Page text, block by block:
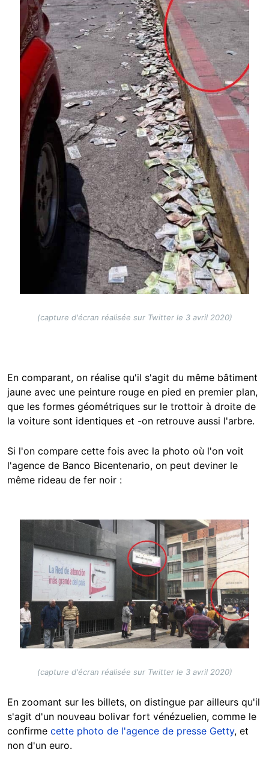
(capture d'écran réalisée sur Twitter le 3 avril 2020)
En comparant, on réalise qu'il s'agit du même bâtiment
jaune avec une peinture rouge en pied en premier plan,
que les formes géométriques sur le trottoir à droite de
la voiture sont identiques et -on retrouve aussi l'arbre.
Si l'on compare cette fois avec la photo où l'on voit
l'agence de Banco Bicentenario, on peut deviner le
même rideau de fer noir :
Image
(capture d'écran réalisée sur Twitter le 3 avril 2020)
En zoomant sur les billets, on distingue par ailleurs qu'il
s'agit d'un nouveau bolivar fort vénézuelien, comme le
confirme cette photo de l'agence de presse Getty, et
non d'un euro.